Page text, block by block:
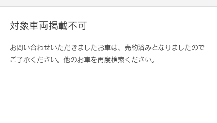
対象車両掲載不可
お問い合わせいただきましたお車は、売約済みとなりましたので
ご了承ください。他のお車を再度検索ください。